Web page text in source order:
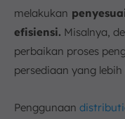
melakukan
efisiensi. Misalnya,
perbaikan proses
persediaan yang lebih
Penggunaan